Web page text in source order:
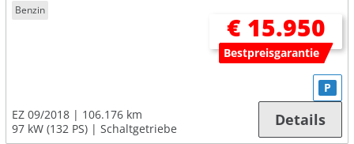
Benzin
€ 15.950
Bestpreisgarantie
EZ 09/2018
106.176 km
97 kW (132 PS)
Schaltgetriebe
P
Details